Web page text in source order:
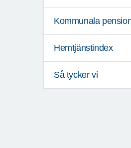
Kommunala
Hemtjänstindex
Så tycker vi